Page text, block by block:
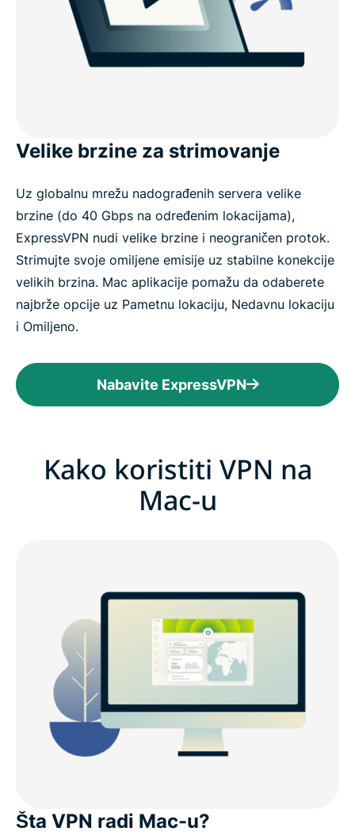
Velike brzine za strimovanje
Uz globalnu mrežu nadograđenih servera velike
brzine (do 40 Gbps na određenim lokacijama),
ExpressVPN nudi velike brzine i neograničen protok.
Strimujte svoje omiljene emisije uz stabilne konekcije
velikih brzina. Mac aplikacije pomažu da odaberete
najbrže opcije uz Pametnu lokaciju, Nedavnu lokaciju
i Omiljeno.
Nabavite ExpressVPN
Kako koristiti VPN na
Mac-u
Šta VPN radi Mac-u?